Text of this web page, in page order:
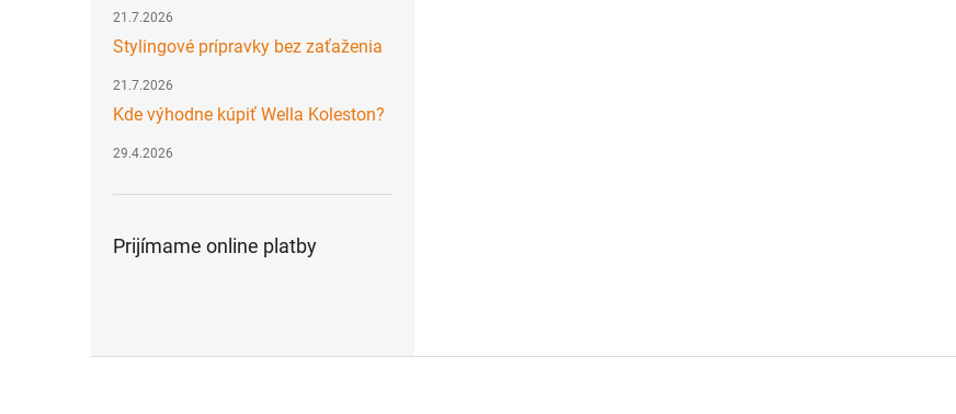
21.7.2026
Stylingové prípravky bez zaťaženia
21.7.2026
Kde výhodne kúpiť Wella Koleston?
29.4.2026
Prijímame online platby